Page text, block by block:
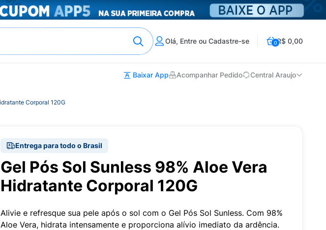
Olá, Entre ou Cadastre-se 0R$ 0,00
Baixar App Acompanhar Pedido Central Araujo
Corporal 120G
Entrega para todo o Brasil
Gel Pós Sol Sunless 98% Aloe Vera
Hidratante Corporal 120G
Alivie e refresque sua pele após o sol com o Gel Pós Sol Sunless. Com 98%
Aloe Vera, hidrata intensamente e proporciona alívio imediato da ardência.